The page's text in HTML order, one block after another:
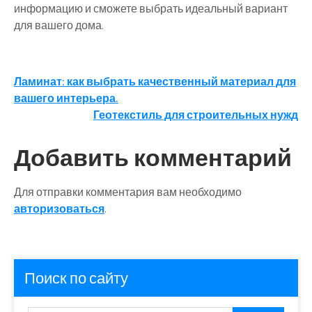
информацию и сможете выбрать идеальный вариант
для вашего дома.
Навигация
по
Ламинат: как выбрать качественный материал для
вашего интерьера.
Геотекстиль для строительных нужд
Добавить комментарий
Для отправки комментария вам необходимо
авторизоваться.
Поиск по сайту